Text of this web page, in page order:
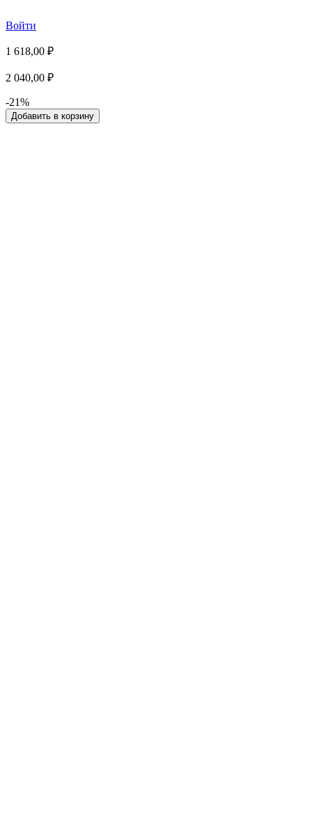
Войти
1 618,00 ₽
2 040,00 ₽
-21%
Добавить в корзину